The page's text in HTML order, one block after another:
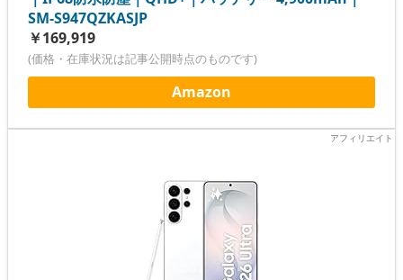
SM-S947QZKASJP
￥169,919
(価格・在庫状況は記事公開時点のものです)
Amazon